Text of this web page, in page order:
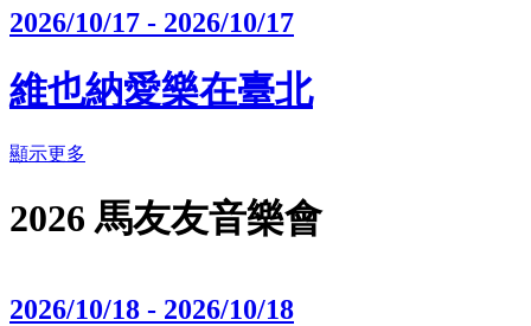
2026/10/17 - 2026/10/17
維也納愛樂在臺北
顯示更多
2026 馬友友音樂會
2026/10/18 - 2026/10/18